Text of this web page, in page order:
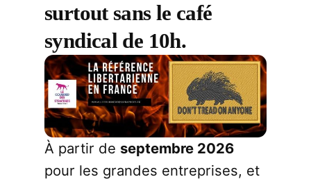
surtout sans le café
syndical de 10h.
À partir de septembre 2026
pour les grandes entreprises, et